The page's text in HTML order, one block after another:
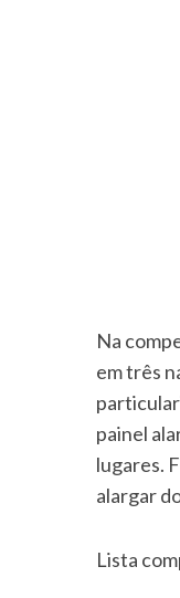
Na
em três
painel
lugares.
alargar
Lista